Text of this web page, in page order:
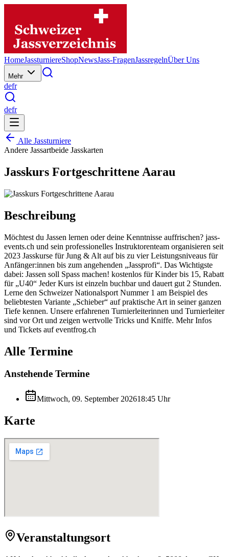
HomeJassturniereShopNewsJass-FragenJassregelnÜber Uns
Mehr
defr
defr
Alle Jassturniere
Andere Jassartbeide Jasskarten
Jasskurs Fortgeschrittene Aarau
Beschreibung
Möchtest du Jassen lernen oder deine Kenntnisse auffrischen? jass-
events.ch und sein professionelles Instruktorenteam organisieren seit
2023 Jasskurse für Jung & Alt auf bis zu vier Leistungsniveaus für
Anfänger:innen bis zum angehenden „Jassprofi“. Das Wichtigste
dabei: Jassen soll Spass machen! kostenlos für Kinder bis 15, Rabatt
für „U40“ Jeder Kurs ist einzeln buchbar und dauert gut 2 Stunden.
Lerne den Schweizer Nationalsport Nummer 1 am Beispiel des
beliebtesten Variante „Schieber“ auf praktische Art in seiner ganzen
Tiefe kennen. Unsere erfahrenen Turnierleiterinnen und Turnierleiter
sind vor Ort und zeigen wertvolle Tricks und Kniffe. Mehr Infos
und Tickets auf eventfrog.ch
Alle Termine
Anstehende Termine
Mittwoch, 09. September 202618:45 Uhr
Karte
Veranstaltungsort